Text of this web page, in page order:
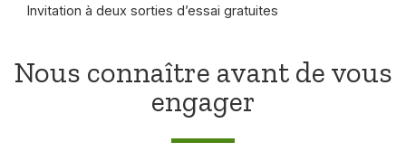
Invitation à deux sorties d’essai gratuites
Nous connaître avant de vous
engager